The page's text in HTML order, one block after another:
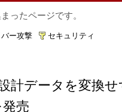
ったページです。
ー攻撃 セキュリティ
計データを変換
売